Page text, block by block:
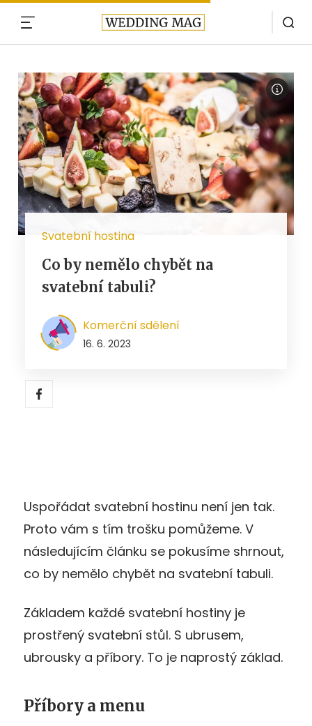
Svatební hostina
Co by nemělo chybět na
svatební tabuli?
Komerční sdělení
16. 6. 2023
Uspořádat svatební hostinu není jen tak.
Proto vám s tím trošku pomůžeme. V
následujícím článku se pokusíme shrnout,
co by nemělo chybět na svatební tabuli.
Základem každé svatební hostiny je
prostřený svatební stůl. S ubrusem,
ubrousky a příbory. To je naprostý základ.
Příbory a menu